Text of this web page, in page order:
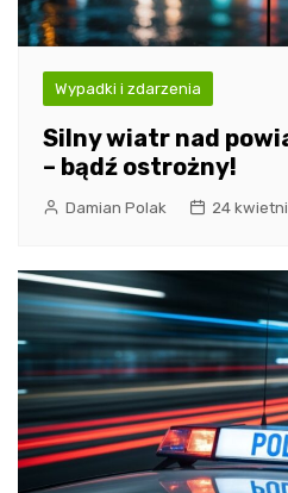
Wypadki i zdarzenia
Silny wiatr nad
– bądź ostrożny!
Damian Polak 24